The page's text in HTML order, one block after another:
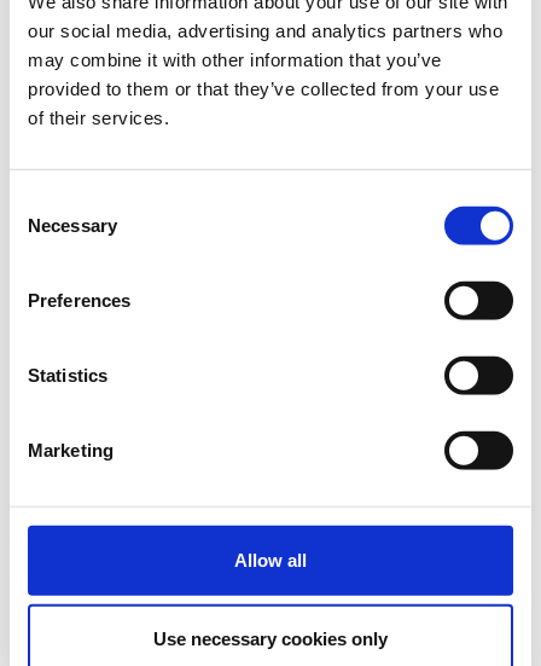
our social media, advertising and analytics partners who
may combine it with other information that you’ve
provided to them or that they’ve collected from your use
of their services.
Selection
Necessary
Preferences
Statistics
Marketing
Allow all
Use necessary cookies only
στρατηγικής και της καινοτομίας.
mindssedea.gr
Quantity
Full Price In-Person
1η συμμετοχή: €145 + 24%
Φ.Π.Α.
Registrations
period has
Ticket (Μέλη ΣΔΕ, ΕΔΕΕ,
ΕΙΕΠ) - MINDS:ΣΕΔΕΑ 2025
period has